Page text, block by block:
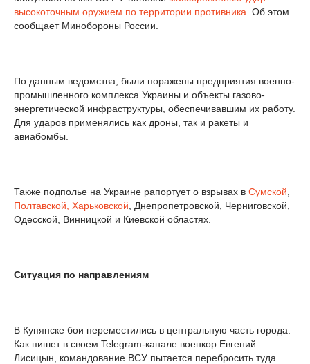
высокоточным оружием по территории противника . Об этом
сообщает Минобороны России.
По данным ведомства, были поражены предприятия военно-
промышленного комплекса Украины и объекты газово-
энергетической инфраструктуры, обеспечивавшим их работу.
Для ударов применялись как дроны, так и ракеты и
авиабомбы.
Также подполье на Украине рапортует о взрывах в Сумской
Полтавской, Харьковской , Днепропетровской, Черниговской,
Одесской, Винницкой и Киевской областях.
Ситуация по направлениям
В Купянске бои переместились в центральную часть города.
Как пишет в своем Telegram-канале военкор Евгений
Лисицын, командование ВСУ пытается перебросить туда